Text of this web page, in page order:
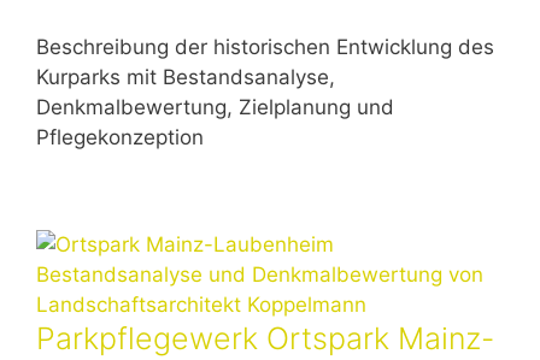
Beschreibung der historischen Entwicklung des
Kurparks mit Bestandsanalyse,
Denkmalbewertung, Zielplanung und
Pflegekonzeption
Parkpflegewerk Ortspark Mainz-